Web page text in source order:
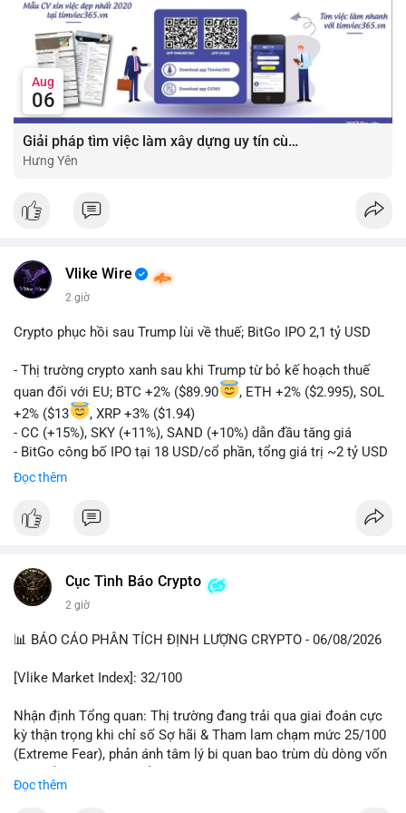
Aug
06
Giải pháp tìm việc làm xây dựng uy tín cùng mức lương thưởng hấp dẫn ?️
Hưng Yên
Vlike Wire
2 giờ
Crypto phục hồi sau Trump lùi về thuế; BitGo IPO 2,1 tỷ USD
- Thị trường crypto xanh sau khi Trump từ bỏ kế hoạch thuế
quan đối với EU; BTC +2% ($89.90
, ETH +2% ($2.995), SOL
+2% ($13
, XRP +3% ($1.94)
- CC (+15%), SKY (+11%), SAND (+10%) dẫn đầu tăng giá
- BitGo công bố IPO tại 18 USD/cổ phần, tổng giá trị ~2 tỷ USD
- Vitalik Buterin đề xuất DVT staking bản địa để tăng cường
bảo mật và phi tập trung Ethereum
- Hong Kong phát hành giấy phép stablecoin mới với yêu cầu
tuân thủ nghiêm ngặt
- Trump hy vọng ký vào luật cấu trúc thị trường crypto sớm
nonostante sự bất đồng trong Quốc hội
- Saga’s EVM blockchain ngừng hoạt động sau cuộc tấn công
- Steak ’n Shake cho phép nhân viên nhận lương một phần dưới
#binancesquare #cryptonews
#steaknshake
$btc $eth $sol $xrp $cc#cc$sky#sky$sand#sand
#vlikevn
Đọc thêm
Cục Tình Báo Crypto
2 giờ
📊 BÁO CÁO PHÂN TÍCH ĐỊNH LƯỢNG CRYPTO - 06/08/2026
[Vlike Market Index]: 32/100
Nhận định Tổng quan: Thị trường đang trải qua giai đoán cực
kỳ thận trọng khi chỉ số Sợ hãi & Tham lam chạm mức 25/100
(Extreme Fear), phản ánh tâm lý bi quan bao trùm dù dòng vốn
Đọc thêm